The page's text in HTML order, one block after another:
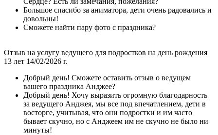
Большое спасибо за аниматора, дети очень радовались и
довольны!
Сможете найти пару фото с праздника?
Отзыв на услугу ведущего для подростков на день рождения
13 лет 14/02/2026 г.
Добрый день! Сможете оставить отзыв о ведущем
вашего праздника Анджее?
Добрый день! Хочу выразить огромную благодарность
за ведущего Анджея, мы все под впечатлением, дети в
восторге, учитывая, что они подростки и им часто
бывает скучно, но с Анджеем им не скучно не было ни
минуты!